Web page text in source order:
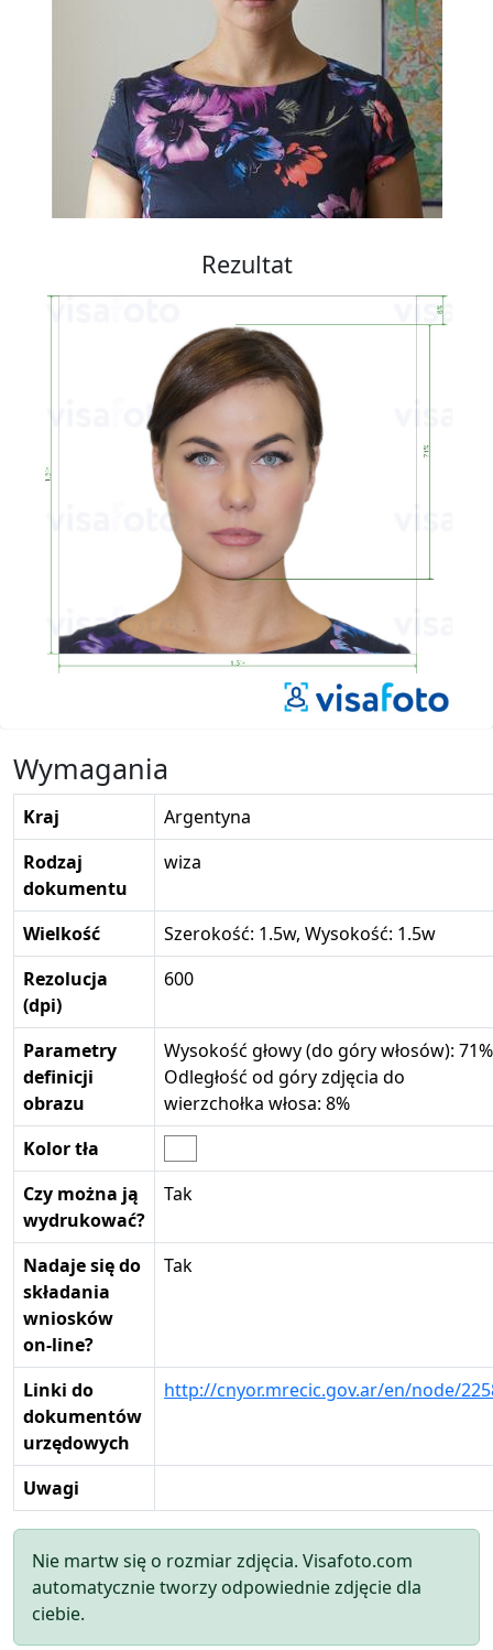
Rezultat
Wymagania
Kraj
Argentyna
Rodzaj
dokumentu
wiza
Wielkość
Szerokość: 1.5w, Wysokość: 1.5w
Rezolucja
(dpi)
600
Parametry
definicji
obrazu
Wysokość głowy (do góry włosów):
Odległość od góry zdjęcia do
wierzchołka włosa: 8%
Kolor tła
Czy można ją
wydrukować?
Tak
Nadaje się do
składania
wniosków
on-line?
Tak
Linki do
dokumentów
urzędowych
http://cnyor.mrecic.gov.ar/en/node/
Uwagi
Nie martw się o rozmiar zdjęcia. Visafoto.com
automatycznie tworzy odpowiednie zdjęcie dla
ciebie.